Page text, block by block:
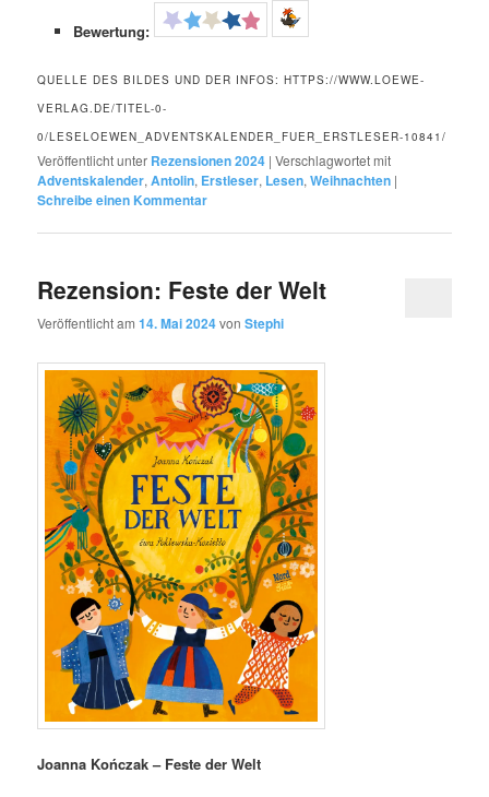
Bewertung:
QUELLE DES BILDES UND DER INFOS: HTTPS://WWW.LOEWE-
VERLAG.DE/TITEL-0-
0/LESELOEWEN_ADVENTSKALENDER_FUER_ERSTLESER-10841/
Veröffentlicht unter Rezensionen 2024 |Verschlagwortet mit
Adventskalender,Antolin, Erstleser, Lesen,Weihnachten |
Schreibe einen Kommentar
Rezension: Feste der Welt
Veröffentlicht am14. Mai 2024vonStephi
Joanna Kończak – Feste der Welt